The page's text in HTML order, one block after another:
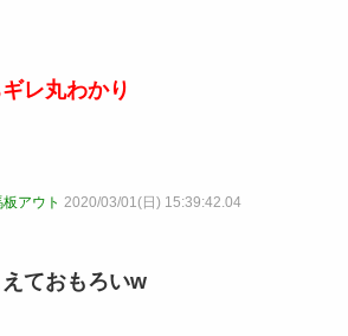
レ丸わかり
アウト 2020/03/01(日) 15:39:42.04
ておもろいw